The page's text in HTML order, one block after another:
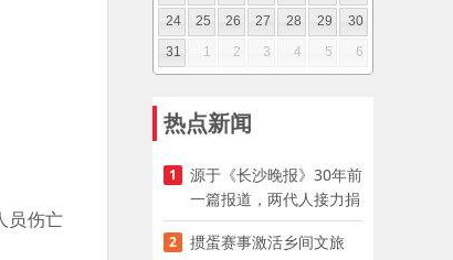
员伤亡
24
25 26 27 28 29
30
31
1 2 3 4 5 6
热点新闻
1
源于《长沙晚报》30年前
一篇报道，两代人接力捐
资助学
2 掼蛋赛事激活乡间文旅